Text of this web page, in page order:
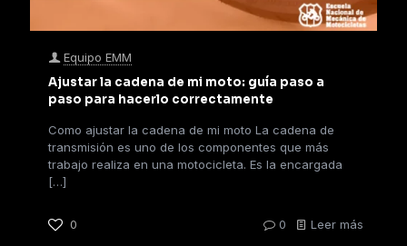
Equipo EMM
Ajustar la cadena de mi moto: guía paso a
paso para hacerlo correctamente
Como ajustar la cadena de mi moto La cadena de
transmisión es uno de los componentes que más
trabajo realiza en una motocicleta. Es la encargada
[…]
0 0 Leer más